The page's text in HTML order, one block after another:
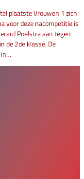
plaatste Vrouwen 1 zich
voor deze nacompetitie is
Poelstra aan tegen
de 2de klasse. De
in…